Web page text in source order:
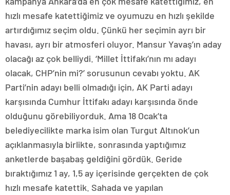
hızlı mesafe katettiğimiz ve oyumuzu en hızlı şekilde
artırdığımız seçim oldu. Çünkü her seçimin ayrı bir
havası, ayrı bir atmosferi oluyor. Mansur Yavaş’ın aday
olacağı az çok belliydi. ‘Millet İttifakı’nın mı adayı
olacak, CHP’nin mi?’ sorusunun cevabı yoktu. AK
Parti’nin adayı belli olmadığı için, AK Parti adayı
karşısında Cumhur İttifakı adayı karşısında önde
olduğunu görebiliyorduk. Ama 18 Ocak’ta
belediyecilikte marka isim olan Turgut Altınok’un
açıklanmasıyla birlikte, sonrasında yaptığımız
anketlerde başabaş geldiğini gördük. Geride
bıraktığımız 1 ay, 1,5 ay içerisinde gerçekten de çok
hızlı mesafe katettik. Sahada ve yapılan